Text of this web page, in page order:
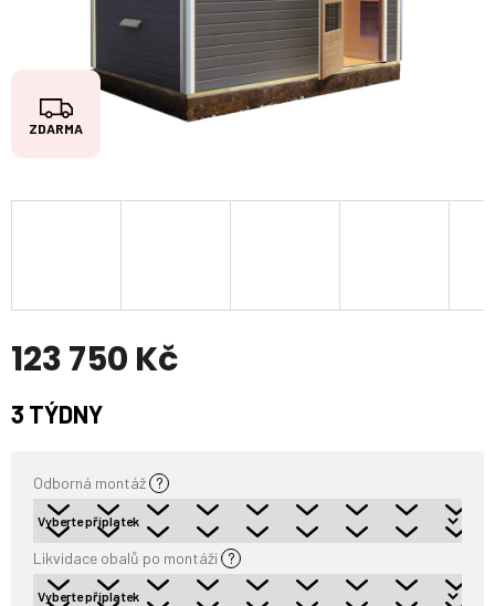
Z
D
R
ZDARMA
123 750 Kč
Měrná
cena:
3 TÝDNY
Odborná montáž ?
Likvidace obalů po montáži ?